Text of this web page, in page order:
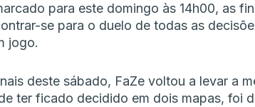
para este domingo às 14h00, as
se para o duelo de todas as
jogo.
deste sábado, FaZe voltou a levar a
ter ficado decidido em dois mapas, foi